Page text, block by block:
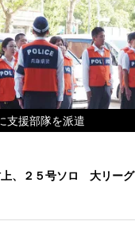
支援部隊を派遣
、２５号ソロ 大リーグ